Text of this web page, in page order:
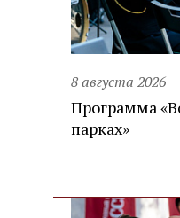
8 августа 2026
Программа
парках»